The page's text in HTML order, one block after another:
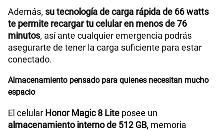
Además, su tecnología de carga rápida de 66 watts
te permite recargar tu celular en menos de 76
minutos, así ante cualquier emergencia podrás
asegurarte de tener la carga suficiente para estar
conectado.
Almacenamiento pensado para quienes necesitan mucho
espacio
El celular Honor Magic 8 Lite posee un
almacenamiento interno de 512 GB, memoria